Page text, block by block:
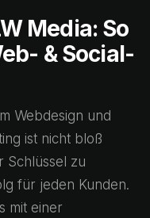
Media: So
& Social-
Webdesign und
ist nicht bloß
Schlüssel zu
für jeden Kunden.
mit einer